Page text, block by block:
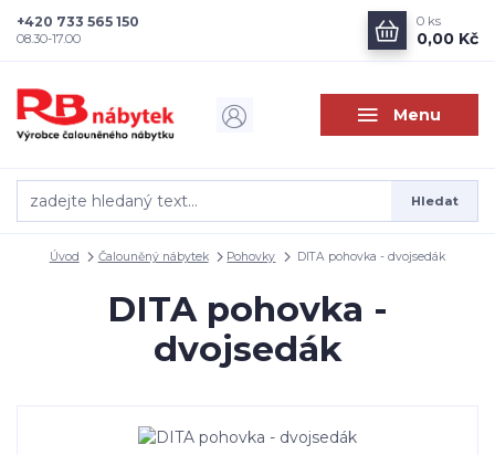
Menu
Hledat
+420 733 565 150
08.30-17.00
0 ks
0,00 Kč
Úvod Čalouněný nábytek Pohovky DITA pohovka - dvojsedák
DITA pohovka -
dvojsedák